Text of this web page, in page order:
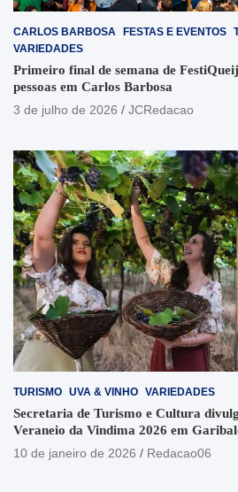
CARLOS BARBOSA FESTAS E EVENTOS
VARIEDADES
Primeiro final de semana de
pessoas em Carlos Barbosa
3 de julho de 2026
JCRedacao
TURISMO UVA & VINHO VARIEDADES
Secretaria de Turismo e Cultura
Veraneio da Vindima 2026 em
10 de janeiro de 2026
Redacao06